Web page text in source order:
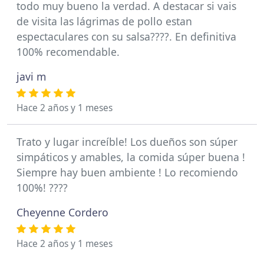
todo muy bueno la verdad. A destacar si vais
de visita las lágrimas de pollo estan
espectaculares con su salsa????. En definitiva
100% recomendable.
javi m
Hace 2 años y 1 meses
Trato y lugar increíble! Los dueños son súper
simpáticos y amables, la comida súper buena !
Siempre hay buen ambiente ! Lo recomiendo
100%! ????
Cheyenne Cordero
Hace 2 años y 1 meses